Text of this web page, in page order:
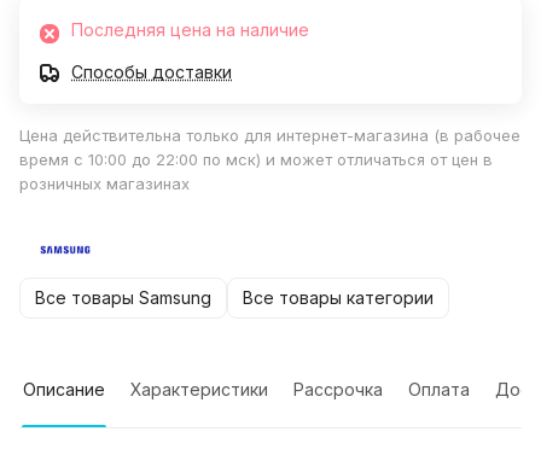
Последняя цена на наличие
Способы доставки
Цена действительна только для интернет-магазина (в рабочее
время с 10:00 до 22:00 по мск) и может отличаться от цен в
розничных магазинах
Все товары Samsung Все товары категории
Описание Характеристики Рассрочка Оплата